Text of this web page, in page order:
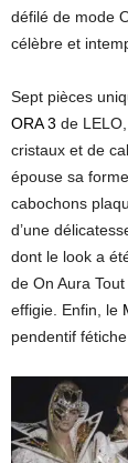
défilé de mode
célèbre et
Sept pièces
ORA 3 de
cristaux et de
épouse sa
cabochons
d’une
dont le look a
de On Aura
effigie. Enfin, le
pendentif